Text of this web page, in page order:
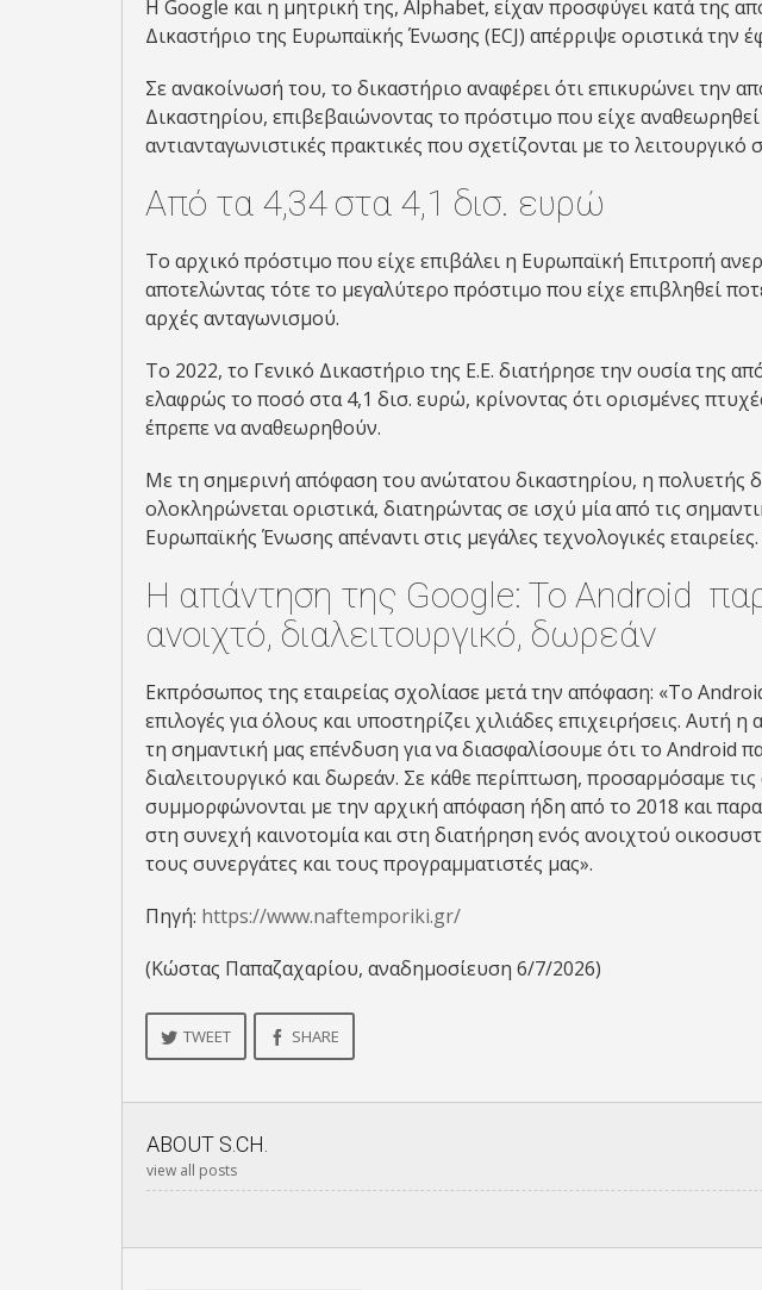
Η Google και η μητρική της, Alphabet, είχαν προσφύγει κατά της
Δικαστήριο της Ευρωπαϊκής Ένωσης (ECJ) απέρριψε οριστικά την
Σε ανακοίνωσή του, το δικαστήριο αναφέρει ότι επικυρώνει την
Δικαστηρίου, επιβεβαιώνοντας το πρόστιμο που είχε αναθεωρηθεί
αντιανταγωνιστικές πρακτικές που σχετίζονται με το
Από τα 4,34 στα 4,1 δισ. ευρώ
Το αρχικό πρόστιμο που είχε επιβάλει η Ευρωπαϊκή Επιτροπή
αποτελώντας τότε το μεγαλύτερο πρόστιμο που είχε επιβληθεί
αρχές ανταγωνισμού.
Το 2022, το Γενικό Δικαστήριο της Ε.Ε. διατήρησε την ουσία της
ελαφρώς το ποσό στα 4,1 δισ. ευρώ, κρίνοντας ότι ορισμένες
έπρεπε να αναθεωρηθούν.
Με τη σημερινή απόφαση του ανώτατου δικαστηρίου, η πολυετής
ολοκληρώνεται οριστικά, διατηρώντας σε ισχύ μία από τις
Ευρωπαϊκής Ένωσης απέναντι στις μεγάλες τεχνολογικές εταιρείες.
H απάντηση της Google: To Android
ανοιχτό, διαλειτουργικό, δωρεάν
Εκπρόσωπος της εταιρείας σχολίασε μετά την απόφαση: «Το
επιλογές για όλους και υποστηρίζει χιλιάδες επιχειρήσεις. Αυτή
τη σημαντική μας επένδυση για να διασφαλίσουμε ότι το Android
διαλειτουργικό και δωρεάν. Σε κάθε περίπτωση, προσαρμόσαμε
συμμορφώνονται με την αρχική απόφαση ήδη από το 2018 και
στη συνεχή καινοτομία και στη διατήρηση ενός ανοιχτού
τους συνεργάτες και τους προγραμματιστές μας».
Πηγή: https://www.naftemporiki.gr/
(Κώστας Παπαζαχαρίου, αναδημοσίευση 6/7/2026)
TWEET SHARE
ABOUT S.CH.
view all posts